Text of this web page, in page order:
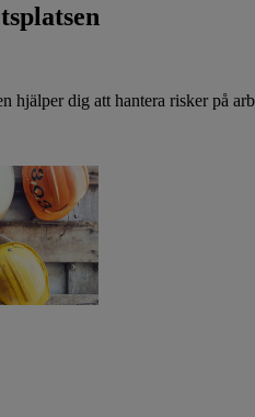
dig att hantera risker på